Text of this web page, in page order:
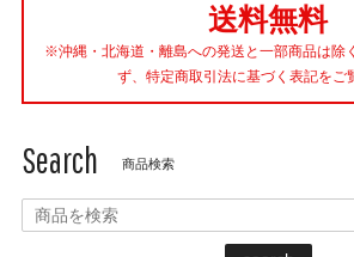
送料無料
※沖縄・北海道・離島への発送と一部商品は除
ず、特定商取引法に基づく表記をご
Search 商品検索